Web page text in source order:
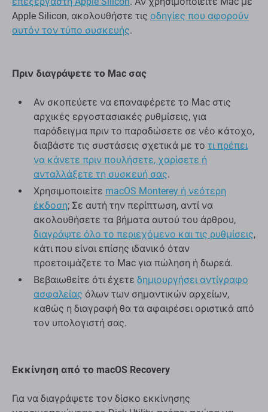
Apple Silicon, ακολουθήστε τις οδηγίες που αφορούν
αυτόν τον τύπο συσκευής.
Πριν διαγράψετε το Mac σας
Αν σκοπεύετε να επαναφέρετε το Mac στις
αρχικές εργοστασιακές ρυθμίσεις, για
παράδειγμα πριν το παραδώσετε σε νέο κάτοχο,
διαβάστε τις συστάσεις σχετικά με το τι πρέπει
να κάνετε πριν πουλήσετε, χαρίσετε ή
ανταλλάξετε τη συσκευή σας.
Χρησιμοποιείτε macOS Monterey ή νεότερη
έκδοση; Σε αυτή την περίπτωση, αντί να
ακολουθήσετε τα βήματα αυτού του άρθρου,
διαγράψτε όλο το περιεχόμενο και τις ρυθμίσεις,
κάτι που είναι επίσης ιδανικό όταν
προετοιμάζετε το Mac για πώληση ή δωρεά.
Βεβαιωθείτε ότι έχετε δημιουργήσει αντίγραφο
ασφαλείας όλων των σημαντικών αρχείων,
καθώς η διαγραφή θα τα αφαιρέσει οριστικά από
τον υπολογιστή σας.
Εκκίνηση από το macOS Recovery
Για να διαγράψετε τον δίσκο εκκίνησης